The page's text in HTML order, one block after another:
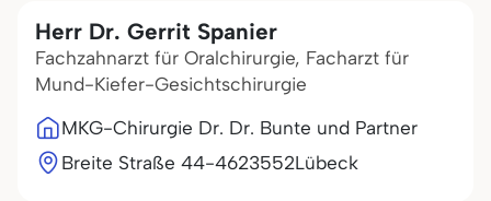
Herr Dr. Gerrit Spanier
Fachzahnarzt für Oralchirurgie, Facharzt für
Mund-Kiefer-Gesichtschirurgie
MKG-Chirurgie Dr. Dr. Bunte und Partner
Breite Straße 44-4623552Lübeck